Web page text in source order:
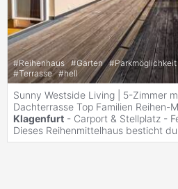
#Reihenhaus #Garten #Parkmöglichkeit
#Terrasse #hell
Sunny Westside Living | 5-Zimmer
Dachterrasse Top Familien Reihen-
Klagenfurt - Carport & Stellplatz -
Dieses Reihenmittelhaus besticht